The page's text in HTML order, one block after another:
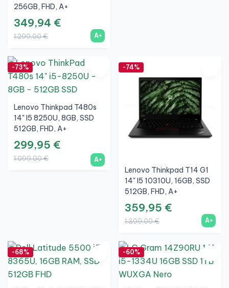
256GB, FHD, A+
349,94 €
1.299,00 € A+
-73%
Lenovo Thinkpad T480s
14" I5 8250U, 8GB, SSD
512GB, FHD, A+
299,95 €
1.099,00 € A+
-74%
Lenovo Thinkpad T14 G1
14" I5 10310U, 16GB, SSD
512GB, FHD, A+
359,95 €
1.399,00 € A+
-68% -60%